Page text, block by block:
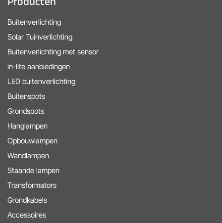
Buitenverlichting
Solar Tuinverlichting
Buitenverlichting met sensor
in-lite aanbiedingen
LED buitenverlichting
Buitenspots
Grondspots
Hanglampen
Opbouwlampen
Wandlampen
Staande lampen
Transformators
Grondkabels
Accessoires